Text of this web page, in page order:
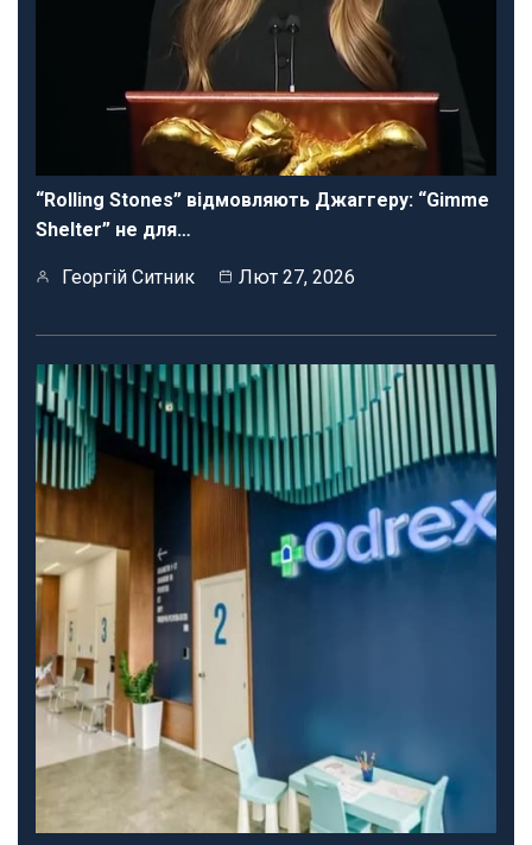
“Rolling Stones” відмовляють Джаггеру: “Gimme
Shelter” не для…
Георгій Ситник Лют 27, 2026